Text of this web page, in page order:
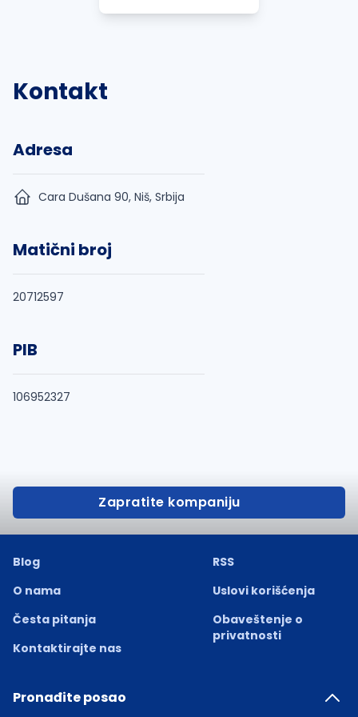
Kontakt
Adresa
Cara Dušana 90, Niš, Srbija
Matični broj
20712597
PIB
106952327
Zapratite kompaniju
Blog
O nama
Česta pitanja
Kontaktirajte nas
RSS
Uslovi korišćenja
Obaveštenje o
privatnosti
Pronađite posao